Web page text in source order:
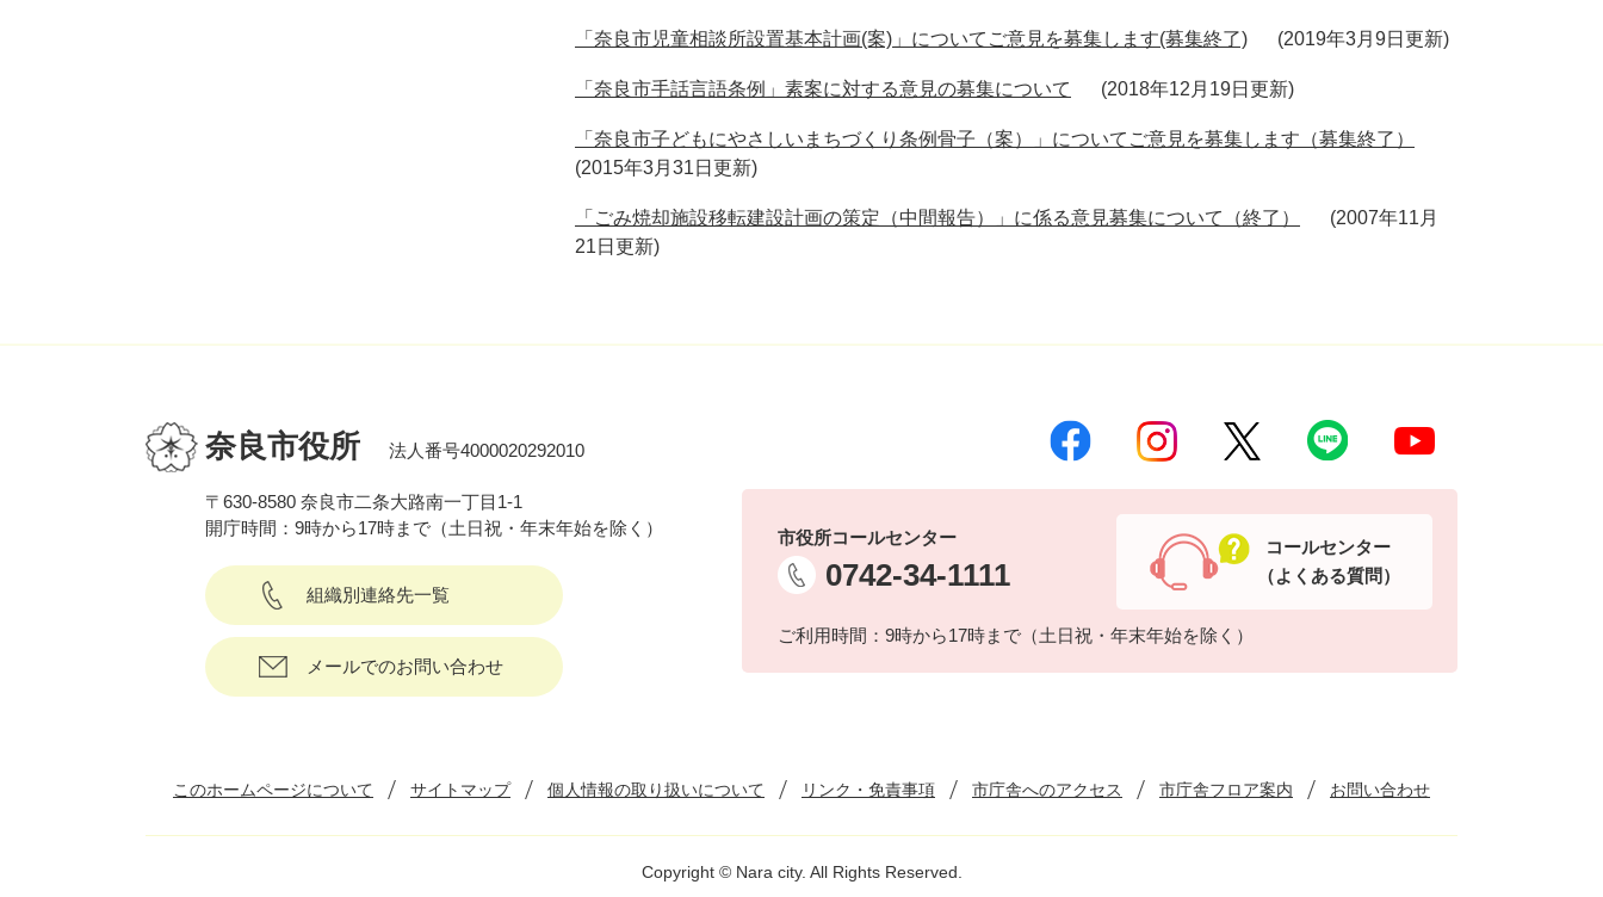
「奈良市児童相談所設置基本計画(案)」についてご意見を募集します(募集終了) 2019年3月9日更新
「奈良市手話言語条例」素案に対する意見の募集について 2018年12月19日更新
「奈良市子どもにやさしいまちづくり条例骨子（案）」についてご意見を募集します（募集終了）
2015年3月31日更新
「ごみ焼却施設移転建設計画の策定（中間報告）」に係る意見募集について（終了）
2007年11月
21日更新
奈良市役所 法人番号4000020292010
〒630-8580 奈良市二条大路南一丁目1-1
開庁時間：9時から17時まで（土日祝・年末年始を除く）
組織別連絡先一覧
メールでのお問い合わせ
市役所コールセンター
0742-34-1111
ご利用時間：9時から17時まで（土日祝・年末年始を除く）
コールセンター
（よくある質問）
このホームページについて サイトマップ 個人情報の取り扱いについて リンク・免責事項 市庁舎へのアクセス 市庁舎フロア案内 お問い合わせ
Copyright © Nara city. All Rights Reserved.